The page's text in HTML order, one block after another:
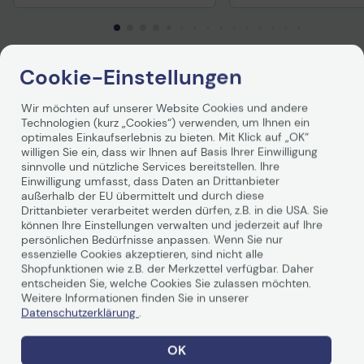
Produktbeschreibung
Brother Tintenpatronen sind besonders gut zum
Ausdrucken von Dokumenten geeignet, die über einen
längeren Zeitraum archiviert werden sollen.
Technische Daten
Allgemein
Cookie-Einstellungen
Wir möchten auf unserer Website Cookies und andere
Technologien (kurz „Cookies“) verwenden, um Ihnen ein
optimales Einkaufserlebnis zu bieten. Mit Klick auf „OK“
willigen Sie ein, dass wir Ihnen auf Basis Ihrer Einwilligung
sinnvolle und nützliche Services bereitstellen. Ihre
Einwilligung umfasst, dass Daten an Drittanbieter
außerhalb der EU übermittelt und durch diese
Drittanbieter verarbeitet werden dürfen, z.B. in die USA. Sie
können Ihre Einstellungen verwalten und jederzeit auf Ihre
persönlichen Bedürfnisse anpassen. Wenn Sie nur
essenzielle Cookies akzeptieren, sind nicht alle
Shopfunktionen wie z.B. der Merkzettel verfügbar. Daher
entscheiden Sie, welche Cookies Sie zulassen möchten.
Weitere Informationen finden Sie in unserer
Datenschutzerklärung .
OK